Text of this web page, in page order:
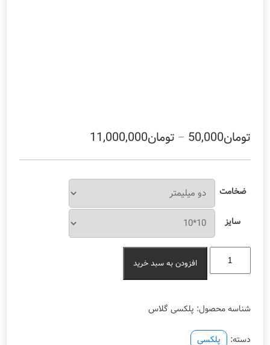
تومان50,000
– تومان11,000,000
ضخامت
سایز
گلاس
رنگی
افزودن به سبد خرید
شناسه محصول: پلکسی گلاس
دسته: پلکسی